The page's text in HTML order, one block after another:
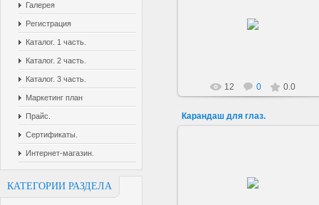
Галерея
Регистрация
Каталог. 1 часть.
Каталог. 2 часть.
Каталог. 3 часть.
Маркетинг план
Прайс.
Сертификаты.
Интернет-магазин.
КАТЕГОРИИ РАЗДЕЛА
12 0 0.0
Карандаш для глаз.